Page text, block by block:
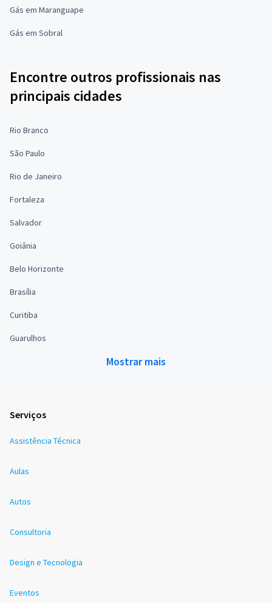
Gás em Maranguape
Gás em Sobral
Encontre outros profissionais nas
principais cidades
Rio Branco
São Paulo
Rio de Janeiro
Fortaleza
Salvador
Goiânia
Belo Horizonte
Brasília
Curitiba
Guarulhos
Mostrar mais
Serviços
Assistência Técnica
Aulas
Autos
Consultoria
Design e Tecnologia
Eventos